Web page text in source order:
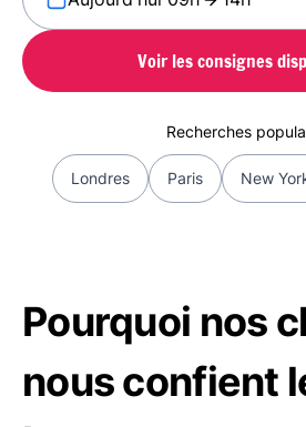
Voir les consignes
Recherches
Londres Paris New
Pourquoi nos
nous confient